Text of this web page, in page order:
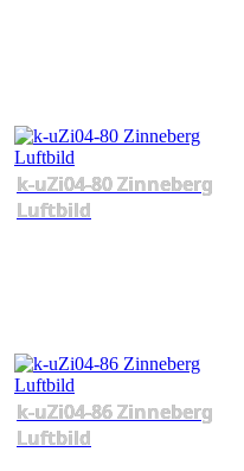
k-uZi04-80 Zinneberg
Luftbild
k-uZi04-86 Zinneberg
Luftbild